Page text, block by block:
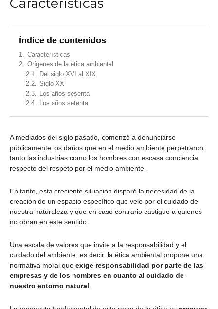
Índice de contenidos
1.
Características
2.
Orígenes de la ética ambiental
2.1.
Del siglo XVI al XIX
2.2.
Siglo XX
2.3.
Los años sesenta
2.4.
Los años setenta
A mediados del siglo pasado, comenzó a denunciarse
públicamente los daños que en el medio ambiente perpetraron
tanto las industrias como los hombres con escasa conciencia
respecto del respeto por el medio ambiente.
En tanto, esta creciente situación disparó la necesidad de la
creación de un espacio específico que vele por el cuidado de
nuestra naturaleza y que en caso contrario castigue a quienes
no obran en este sentido.
Una escala de valores que invite a la responsabilidad y el
cuidado del ambiente, es decir, la ética ambiental propone una
normativa moral que exige responsabilidad por parte de las
empresas y de los hombres en cuanto al cuidado de
nuestro entorno natural